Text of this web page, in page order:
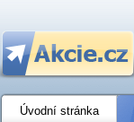
Úvodní stránka